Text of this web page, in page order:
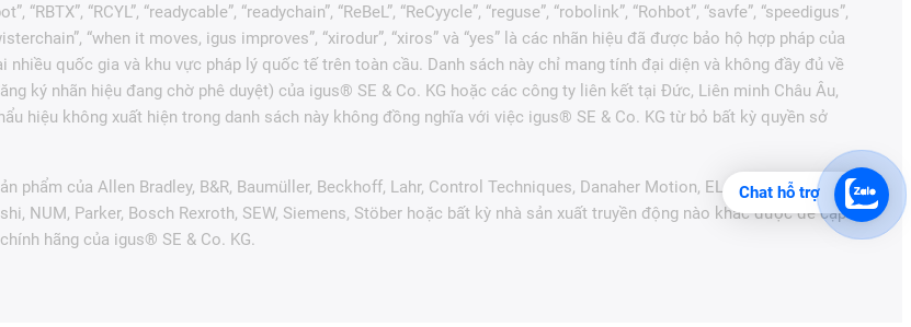
“RCYL”, “readycable”, “readychain”, “ReBeL”, “ReCyycle”, “reguse”, “robolink”, “Rohbot”, “savfe”, “speedigus”,
“when it moves, igus improves”, “xirodur”, “xiros” và “yes” là các nhãn hiệu đã được bảo hộ hợp pháp của
quốc gia và khu vực pháp lý quốc tế trên toàn cầu. Danh sách này chỉ mang tính đại diện và không đầy đủ về
ký nhãn hiệu đang chờ phê duyệt) của igus® SE & Co. KG hoặc các công ty liên kết tại Đức, Liên minh Châu Âu,
hiệu không xuất hiện trong danh sách này không đồng nghĩa với việc igus® SE & Co. KG từ bỏ bất kỳ quyền sở
của Allen Bradley, B&R, Baumüller, Beckhoff, Lahr, Control Techniques, Danaher Motion, ELAU, FAGOR,
NUM, Parker, Bosch Rexroth, SEW, Siemens, Stöber hoặc bất kỳ nhà sản xuất truyền động nào khác được đề cập
hãng của igus® SE & Co. KG.
Chat hỗ trợ